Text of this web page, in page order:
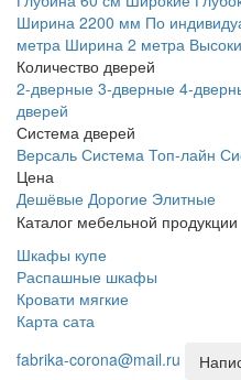
Ширина 2200 мм По
метра Ширина 2 метра
Количество дверей
2-дверные 3-дверные 4-
дверей
Система дверей
Версаль Система Топ-лайн
Цена
Дешёвые Дорогие Элитные
Каталог мебельной продукции
Шкафы купе
Распашные шкафы
Кровати мягкие
Карта сата
fabrika-corona@mail.ru